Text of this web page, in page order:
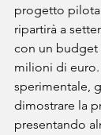
progetto
ripartirà a
con un budget
milioni di
sperimentale,
dimostrare la
presentando